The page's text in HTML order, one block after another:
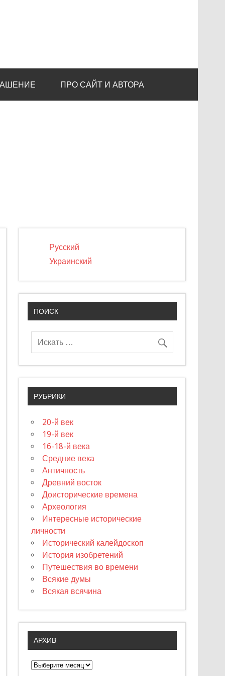
ПРО САЙТ И АВТОРА
Русский
Украинский
ПОИСК
РУБРИКИ
20-й век
19-й век
16-18-й века
Средние века
Античность
Древний восток
Доисторические времена
Археология
Интересные исторические
личности
Исторический калейдоскоп
История изобретений
Путешествия во времени
Всякие думы
Всякая всячина
АРХИВ
А
р